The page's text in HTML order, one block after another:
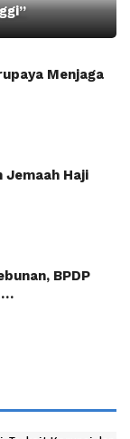
Menjaga
Jemaah Haji
BPDP